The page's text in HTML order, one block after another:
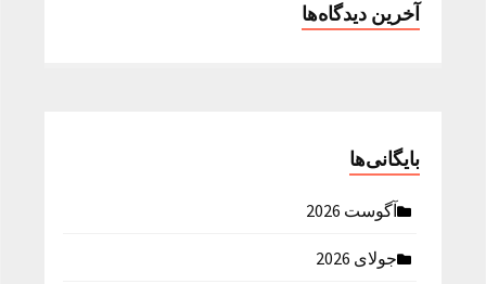
آخرین دیدگاه‌ها
بایگانی‌ها
آگوست 2026
جولای 2026